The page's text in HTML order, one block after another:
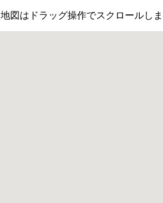
地図はドラッグ操作でスクロールしま